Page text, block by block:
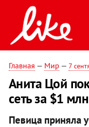
Главная — Мир — 7
Анита Цой
сеть за $1 млн
Певица приняла